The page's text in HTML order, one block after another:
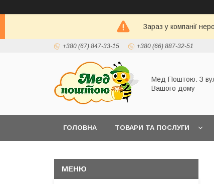
Зараз у компанії
+380 (67) 847-33-15 +380 (66) 887-32-51
Мед Поштою. З
Вашого дому
ГОЛОВНА ТОВАРИ ТА ПОСЛУГИ